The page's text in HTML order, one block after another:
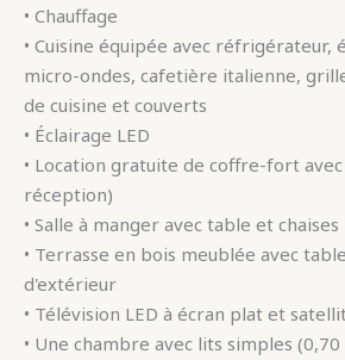
• Chauffage
• Cuisine équipée avec réfrigérateur,
micro-ondes, cafetière italienne,
de cuisine et couverts
• Éclairage LED
• Location gratuite de coffre-fort avec
réception)
• Salle à manger avec table et chaises
• Terrasse en bois meublée avec
d'extérieur
• Télévision LED à écran plat et
• Une chambre avec lits simples